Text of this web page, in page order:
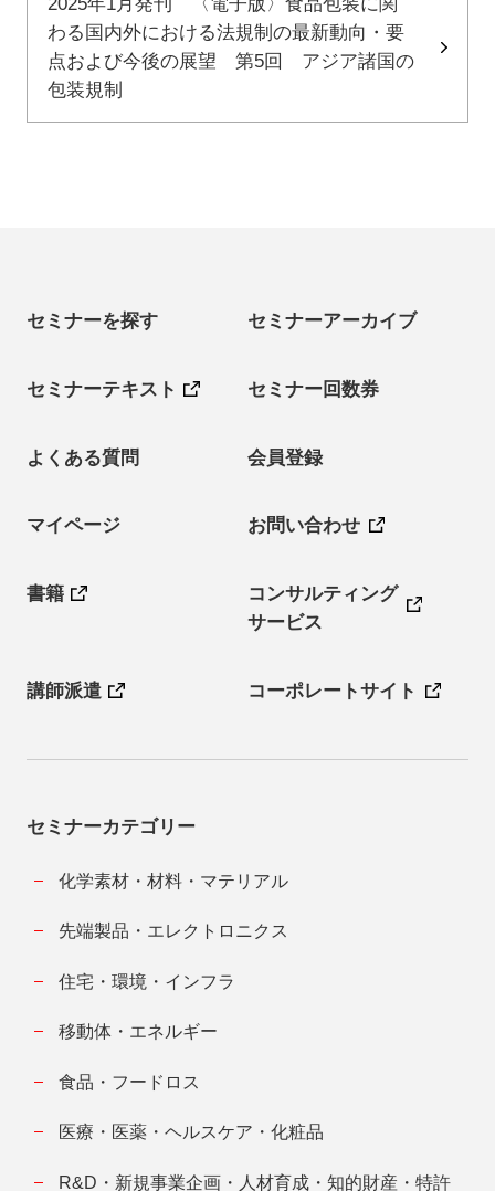
2025年1月発刊 〈電子版〉食品包装に関
わる国内外における法規制の最新動向・要
点および今後の展望 第5回 アジア諸国の
包装規制
セミナーを探す セミナーアーカイブ
セミナーテキスト セミナー回数券
よくある質問 会員登録
マイページ お問い合わせ
書籍
コンサルティング
サービス
講師派遣 コーポレートサイト
セミナーカテゴリー
化学素材・材料・マテリアル
先端製品・エレクトロニクス
住宅・環境・インフラ
移動体・エネルギー
食品・フードロス
医療・医薬・ヘルスケア・化粧品
R&D・新規事業企画・人材育成・知的財産・特許